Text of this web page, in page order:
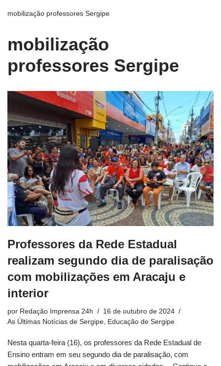
mobilização professores Sergipe
mobilização
professores Sergipe
Professores da Rede Estadual
realizam segundo dia de paralisação
com mobilizações em Aracaju e
interior
por Redação Imprensa 24h
16 de outubro de 2024
As Últimas Notícias de Sergipe Educação de Sergipe
Nesta quarta-feira (16), os professores da Rede Estadual de
Ensino entram em seu segundo dia de paralisação, com